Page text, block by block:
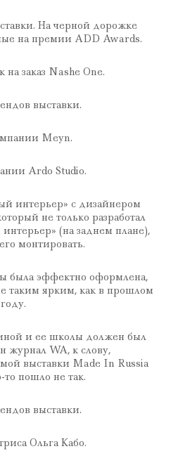
На черной дорожке
на премии ADD Awards.
заказ Nashe One.
выставки.
Meyn.
Ardo Studio.
интерьер» с дизайнером
не только разработал
(на заднем плане),
монтировать.
была эффектно оформлена,
таким ярким, как в прошлом
году.
и ее школы должен был
журнал WA, к слову,
выставки Made In Russia
то пошло не так.
выставки.
Ольга Кабо.